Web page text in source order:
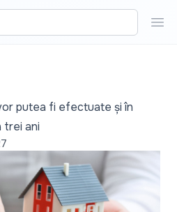
putea fi efectuate și în
trei ani